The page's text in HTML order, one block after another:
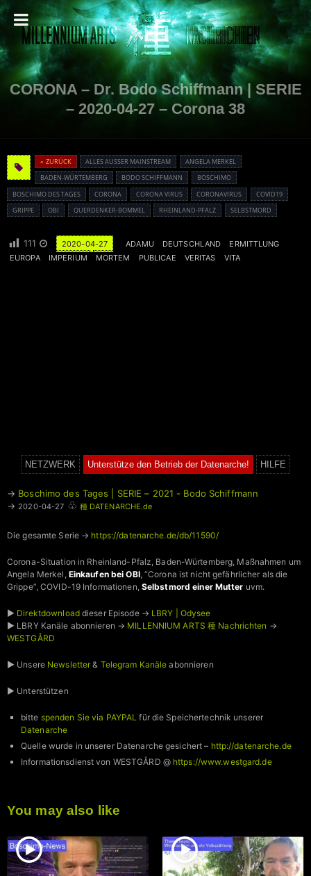
CORONA – Dr. Bodo Schiffmann | SERIE
– 2020-04-27 – Corona 38
« ZURÜCK ALLES AUSSER MAINSTREAM
ANGELA MERKEL
BADEN-WÜRTEMBERG
BODO SCHIFFMANN
BOSCHIMO
BOSCHIMO DES TAGES
CORONA CORONA VIRUS CORONAVIRUS
COVID19
GRIPPE
OBI QUERDENKER-BOMMEL RHEINLAND-PFALZ SELBSTMORD
111 2020-04-27 ADAMU DEUTSCHLAND
ERMITTLUNG
EUROPA
IMPERIUM MORTEM PUBLICAE VERITAS VITA
NETZWERK Unterstütze den Betrieb der Datenarche! HILFE
→ Boschimo des Tages | SERIE – 2021 - Bodo Schiffmann
→ 2020-04-27 ♧ 種 DATENARCHE.de
Die gesamte Serie → https://datenarche.de/db/11590/
Corona-Situation in Rheinland-Pfalz, Baden-Würtemberg, Maßnahmen um
Angela Merkel, Einkaufen bei OBI, “Corona ist nicht gefährlicher als die
Grippe”, COVID-19 Informationen, Selbstmord einer Mutter uvm.
► Direktdownloaddieser Episode → LBRY | Odysee
► LBRY Kanäle abonnieren → MILLENNIUM ARTS 種 Nachrichten →
WESTGÅRD
► Unsere Newsletter & Telegram Kanäle abonnieren
► Unterstützen
bitte spenden Sie via PAYPAL für die Speichertechnik unserer
Datenarche
Quelle wurde in unserer Datenarche gesichert – http://datenarche.de
Informationsdienst von WESTGÅRD @ https://www.westgard.de
You may also like